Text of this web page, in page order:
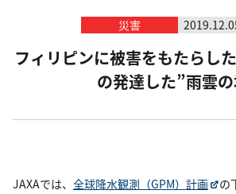
災害
フィリピンに被害をもたらし
の発達した”雨雲
JAXAでは、 全球降水観測（GPM）計画
の